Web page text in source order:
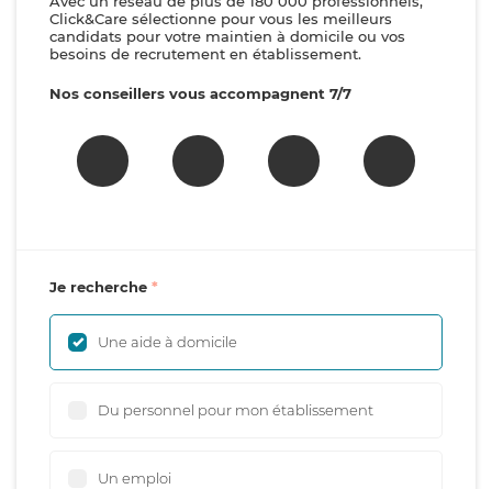
Click&Care sélectionne pour vous les meilleurs
candidats pour votre maintien à domicile ou vos
besoins de recrutement en établissement.
Nos conseillers vous accompagnent 7/7
Je recherche
Une aide à domicile
Du personnel pour mon établissement
Un emploi